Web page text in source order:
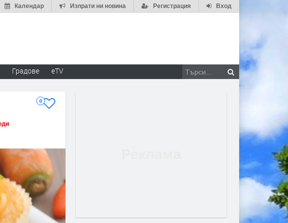
Вход
Регистрация
Изпрати ни новина
Календар
Градове eTV
0